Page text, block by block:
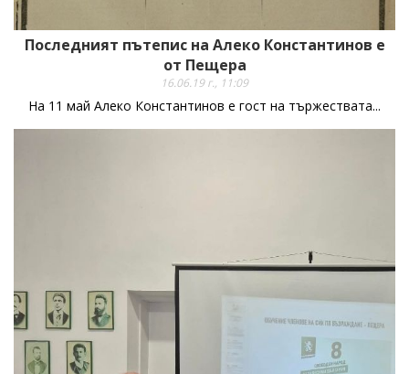
Последният пътепис на Алеко Константинов е
от Пещера
16.06.19 г., 11:09
На 11 май Алеко Константинов е гост на тържествата...